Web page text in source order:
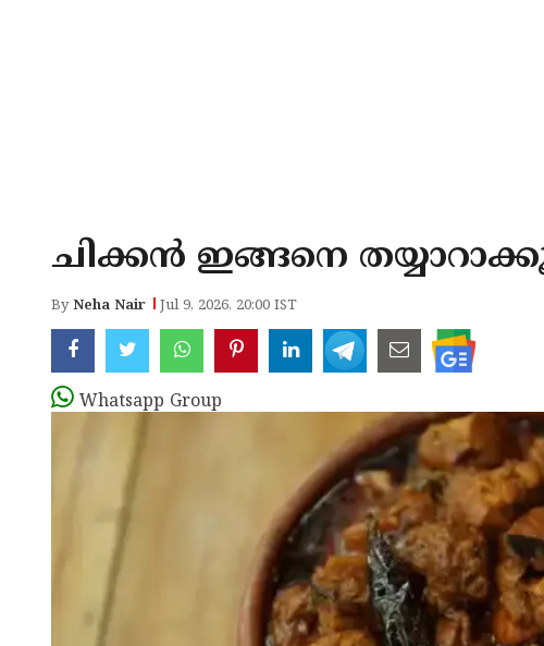
ചിക്കൻ ഇങ്ങനെ
ByNeha Nair Jul 9, 2026, 20:00 IST
Whatsapp Group